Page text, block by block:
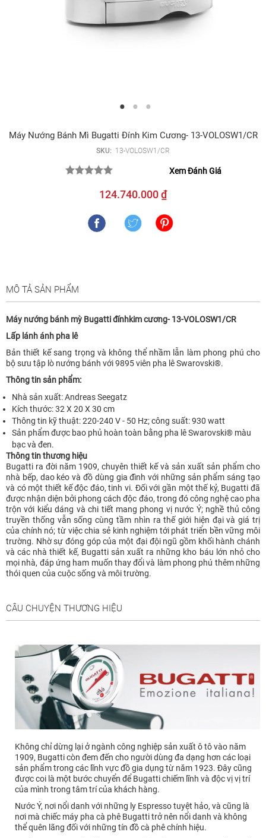
Máy Nướng Bánh Mì Bugatti Đính Kim Cương- 13-VOLOSW1/CR
SKU: 13-VOLOSW1/CR
Xem Đánh Giá
124.740.000 ₫
MÔ TẢ SẢN PHẨM
Máy nướng bánh mỳ Bugatti đínhkim cương- 13-VOLOSW1/CR
Lấp lánh ánh pha lê
Bản thiết kế sang trọng và không thể nhầm lẫn làm phong phú cho
bộ sưu tập lò nướng bánh với 9895 viên pha lê Swarovski®.
Thông tin sản phẩm:
Nhà sản xuất: Andreas Seegatz
Kích thước: 32 X 20 X 30 cm
Thông tin kỹ thuật: 220-240 V - 50 Hz; công suất: 930 watt
Sản phẩm được bao phủ hoàn toàn bằng pha lê Swarovski® màu
bạc và đen.
Thông tin thương hiệu
Bugatti ra đời năm 1909, chuyên thiết kế và sản xuất sản phẩm cho
nhà bếp, dao kéo và đồ dùng gia đình với những sản phẩm sáng tạo
và có một thiết kế độc đáo, tinh vi. Đối với gần một thế kỷ, Bugatti đã
được nhận diện bởi phong cách độc đáo, trong đó công nghệ cao pha
trộn với kiểu dáng và chi tiết mang phong vị nước Ý; nghề thủ công
truyền thống vẫn sống cùng tầm nhìn ra thế giới hiện đại và giá trị
của chính nó; từ việc chia sẻ kinh nghiệm tới phát triển bền vững môi
trường. Nhờ sự đóng góp của một đại đội ngũ gồm khối hành chánh
và các nhà thiết kế, Bugatti sản xuất ra những kho báu lớn nhỏ cho
mọi nhà, đáp ứng ham muốn thay đổi và làm phong phú thêm những
thói quen của cuộc sống và môi trường.
CÂU CHUYỆN THƯƠNG HIỆU
Không chỉ dừng lại ở ngành công nghiệp sản xuất ô tô vào năm
1909, Bugatti còn đem đến cho người dùng đa dạng hơn các loại
sản phẩm trong các lĩnh vực đồ gia dụng từ năm 1923. Đây cũng
được coi là một bước chuyển để Bugatti chiếm lĩnh và độc vị vị trí
của mình trong tâm trí của khách hàng.
Nước Ý, nơi nổi danh với những ly Espresso tuyệt hảo, và cũng là
nơi mà chiếc máy pha cà phê Bugatti trở nên nổi danh và không
thể quên lãng đối với những tín đồ cà phê chính hiệu.